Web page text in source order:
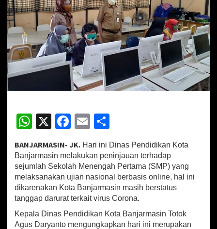
1
9
,
U
j
i
a
n
N
a
o
n
l
S
M
d
i
B
a
n
W
at
sA
p
p
X
Fa
ce
b
o
o
k
E
m
ai
l
h
ar
e
BANJARMASIN- JK. Hari ini Dinas Pendidikan Kota
Banjarmasin melakukan peninjauan terhadap
sejumlah Sekolah Menengah Pertama (SMP) yang
melaksanakan ujian nasional berbasis online, hal ini
dikarenakan Kota Banjarmasin masih berstatus
tanggap darurat terkait virus Corona.
Kepala Dinas Pendidikan Kota Banjarmasin Totok
Agus Daryanto mengungkapkan hari ini merupakan